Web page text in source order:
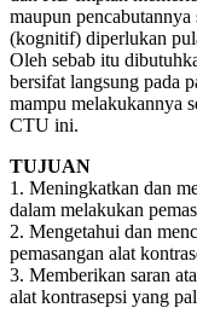
maupun
(kognitif) diperlukan
Oleh sebab itu
bersifat langsung pada
mampu melakukannya
CTU ini.
TUJUAN
1. Meningkatkan dan
dalam melakukan
2. Mengetahui dan
pemasangan alat
3. Memberikan saran
alat kontrasepsi yang